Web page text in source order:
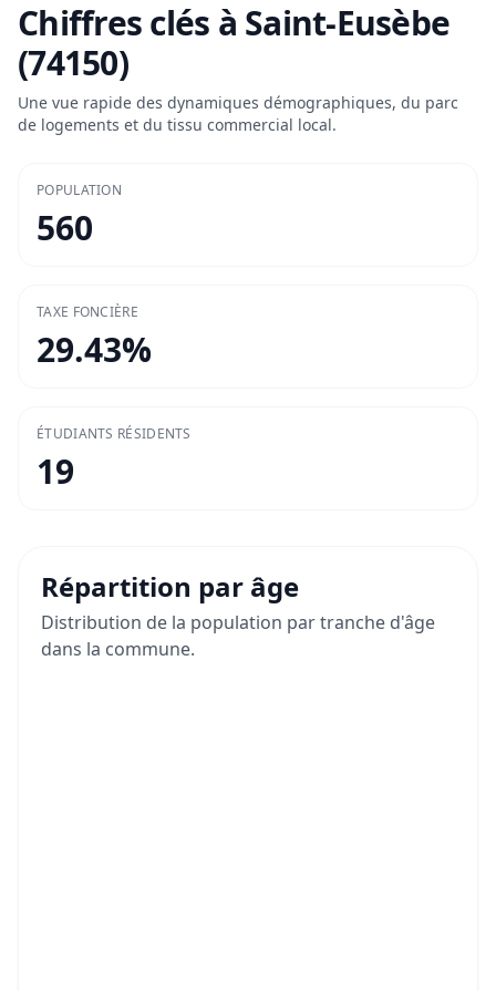
Chiffres clés à Saint-Eusèbe
(74150)
Une vue rapide des dynamiques démographiques, du parc
de logements et du tissu commercial local.
POPULATION
560
TAXE FONCIÈRE
29.43%
ÉTUDIANTS RÉSIDENTS
19
Répartition par âge
Distribution de la population par tranche d'âge
dans la commune.